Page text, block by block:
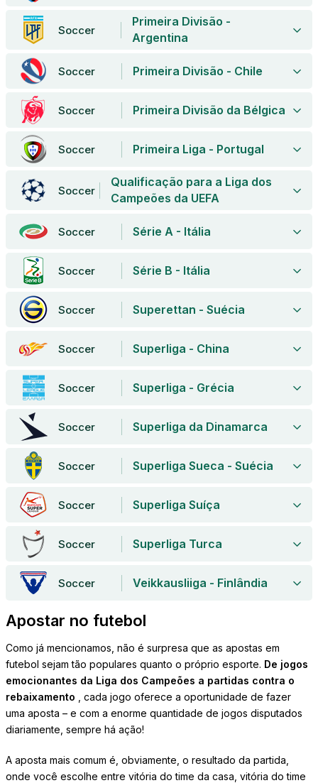
Soccer
Primeira Divisão -
Argentina
Soccer Primeira Divisão - Chile
Soccer Primeira Divisão da Bélgica
Soccer Primeira Liga - Portugal
Soccer
Qualificação para a Liga dos
Campeões da UEFA
Soccer Série A - Itália
Soccer Série B - Itália
Soccer Superettan - Suécia
Soccer Superliga - China
Soccer Superliga - Grécia
Soccer Superliga da Dinamarca
Soccer Superliga Sueca - Suécia
Soccer Superliga Suíça
Soccer Superliga Turca
Soccer Veikkausliiga - Finlândia
Apostar no futebol
Como já mencionamos, não é surpresa que as apostas em
futebol sejam tão populares quanto o próprio esporte. De jogos
emocionantes da Liga dos Campeões a partidas contra o
rebaixamento , cada jogo oferece a oportunidade de fazer
uma aposta – e com a enorme quantidade de jogos disputados
diariamente, sempre há ação!
A aposta mais comum é, obviamente, o resultado da partida,
onde você escolhe entre vitória do time da casa, vitória do time